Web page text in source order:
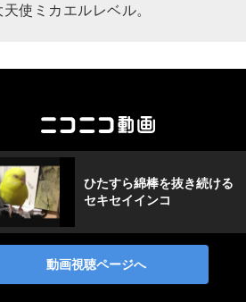
使ミカエルレベル。